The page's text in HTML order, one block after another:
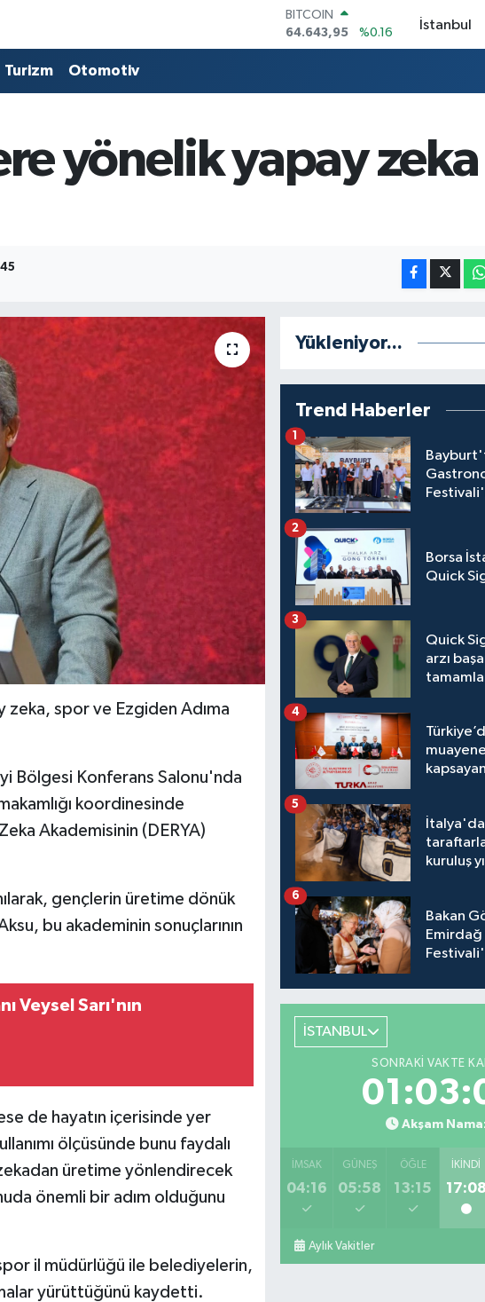
BITCOIN
64.643,95
%0.16
DOLAR
GRAM ALTIN
6500.87
%0.12
İstanbul
Turizm Otomotiv
yönelik yapay zeka
spor ve Ezgiden Adıma
Bölgesi Konferans Salonu'nda
koordinesinde
Akademisinin (DERYA)
gençlerin üretime dönük
bu akademinin sonuçlarının
Veysel Sarı'nın
de hayatın içerisinde yer
ölçüsünde bunu faydalı
üretime yönlendirecek
önemli bir adım olduğunu
il müdürlüğü ile belediyelerin,
yürüttüğünü kaydetti.
Yükleniyor...
Trend Haberler
1
Borsa
Quick
2
Quick
arzı
3
4
kuruluş
5
Bakan
6
İSTANBUL
SONRAKI VAKTE
Akşam
İMSAK
04:16
GÜNEŞ
05:58
ÖĞLE
13:15
İKINDI
17:08
Aylık Vakitler